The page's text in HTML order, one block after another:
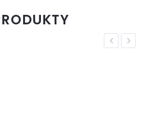
Previous
Next